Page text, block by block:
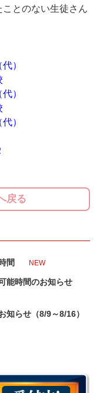
とのない生徒さん
）
）
）
戻る
間 NEW
能時間のお知らせ
知らせ（8/9～8/16）